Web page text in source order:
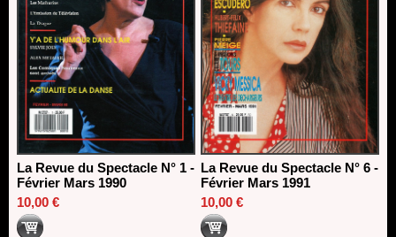
La Revue du Spectacle N° 1 -
Février Mars 1990
10,00 €
La Revue du Spectacle N° 6 -
Février Mars 1991
10,00 €